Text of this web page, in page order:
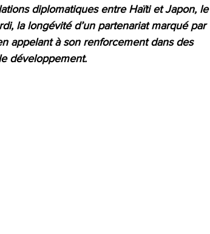
diplomatiques entre Haïti et Japon, le
la longévité d’un partenariat marqué par
appelant à son renforcement dans des
développement.